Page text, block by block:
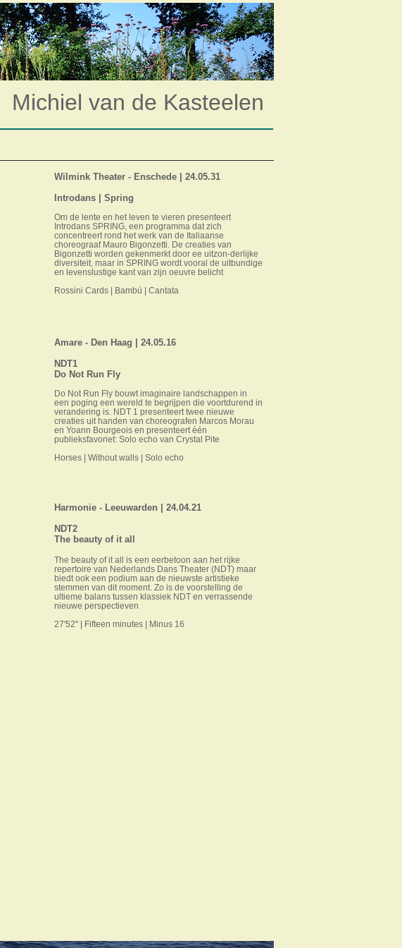
Wilmink Theater - Enschede | 24.05.31
Introdans |
Spring
Om de lente en het leven te vieren presenteert
Introdans SPRING, een programma dat zich
concentreert rond het werk van de Italiaanse
choreograaf Mauro Bigonzetti. De creaties van
Bigonzetti worden gekenmerkt door ee uitzon-derlijke
diversiteit, maar in SPRING wordt vooral de uitbundige
en levenslustige kant van zijn oeuvre belicht
Rossini Cards | Bambú | Cantata
Amare - Den Haag | 24.05.16
NDT1
Do Not Run Fly
Do Not Run Fly bouwt imaginaire landschappen in
een poging een wereld te begrijpen die voortdurend in
verandering is. NDT 1 presenteert twee nieuwe
creaties uit handen van choreografen Marcos Morau
en Yoann Bourgeois en presenteert één
publieksfavoriet: Solo echo van Crystal Pite
Horses | Without walls | Solo echo
Harmonie - Leeuwarden | 24.04.21
NDT2
The beauty of it all
The beauty of it all is een eerbetoon aan het rijke
repertoire van Nederlands Dans Theater (NDT) maar
biedt ook een podium aan de nieuwste artistieke
stemmen van dit moment. Zo is de voorstelling de
ultieme balans tussen klassiek NDT en verrassende
nieuwe perspectieven
27'52'' | Fifteen minutes | Minus 16
Michiel van de Kasteelen